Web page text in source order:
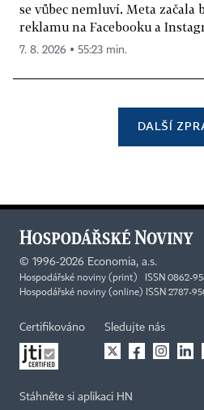
se vůbec nemluví. Meta
reklamu na Facebooku a
7. 8. 2026 ▪ 55:23 min.
DALŠÍ
© 1996-2026 Economia, a.s.
Hospodářské noviny (print) ISSN 0862-
Hospodářské noviny (online) ISSN 2787-
Certifikováno Sledujte nás
Stáhněte si aplikaci HN